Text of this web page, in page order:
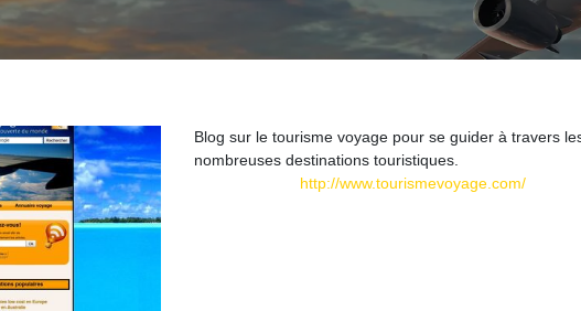
Blog sur le tourisme voyage pour se guider à travers
nombreuses destinations touristiques.
http://www.tourismevoyage.com/